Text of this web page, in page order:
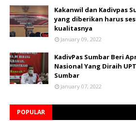
Kakanwil dan Kadivpas
yang diberikan harus
kualitasnya
January 09, 2022
KadivPas Sumbar Beri
Nasional Yang Diraih
Sumbar
January 07, 2022
POPULAR